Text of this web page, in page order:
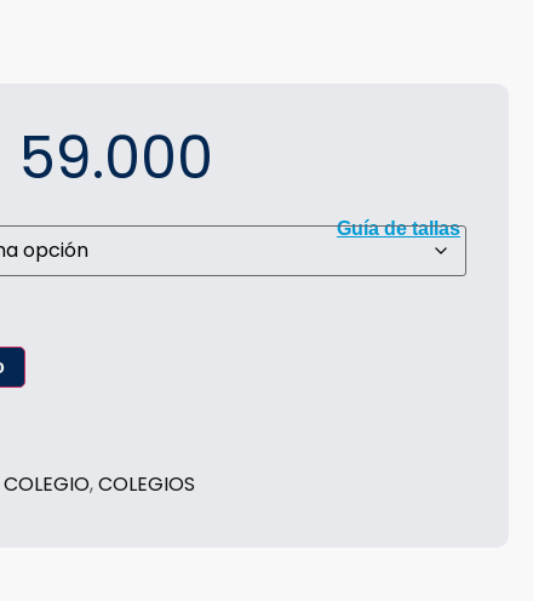
59.000
Guía de tallas
,COLEGIOS